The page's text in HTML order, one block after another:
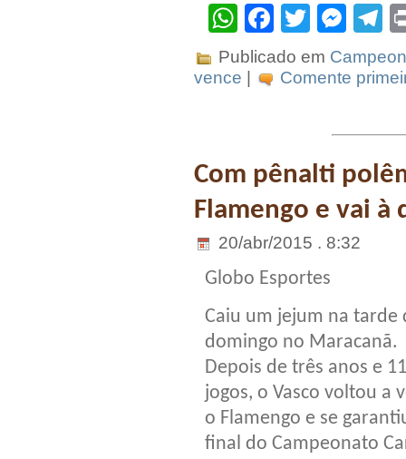
WhatsApp
Facebook
Twitter
Publicado em
vence | Comente
Com pênalti
Flamengo e vai à
20/abr/2015 . 8:32
Globo Esportes
Caiu um jejum na tarde
domingo no Maracanã.
Depois de três anos e 11
jogos, o Vasco voltou a
o Flamengo e se
final do Campeonato